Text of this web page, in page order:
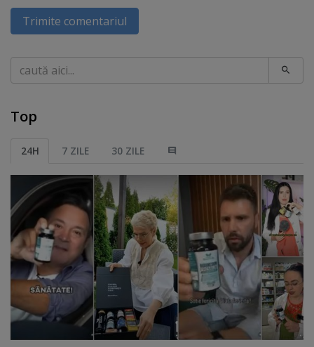
Trimite comentariul
Caută
Top
24H 7 ZILE 30 ZILE